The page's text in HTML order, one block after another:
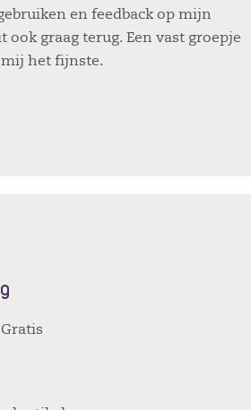
en feedback op mijn
ook graag terug. Een vast groepje
het fijnste.
Gratis